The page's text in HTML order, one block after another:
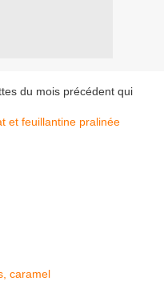
du mois précédent qui
et feuillantine pralinée
caramel